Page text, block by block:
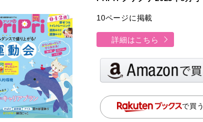
10ページに掲載
詳細はこちら
で買う